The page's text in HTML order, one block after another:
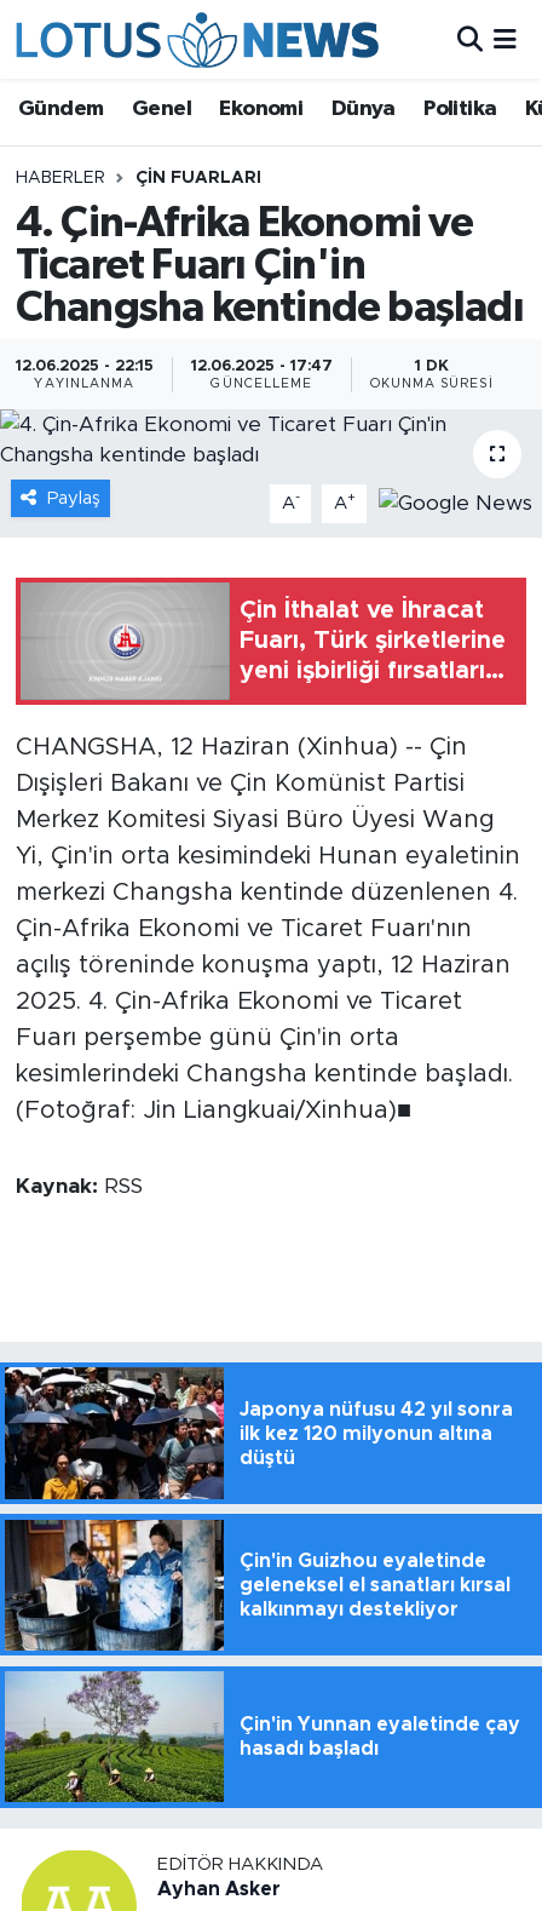
Gündem Genel Ekonomi Dünya Politika
HABERLER ÇIN FUARLARI
4. Çin-Afrika Ekonomi ve
Ticaret Fuarı Çin'in
Changsha kentinde başladı
12.06.2025 - 22:15
YAYINLANMA
12.06.2025 - 17:47
GÜNCELLEME
1 DK
OKUNMA SÜRESI
Paylaş A- A+
Çin İthalat ve İhracat
Fuarı, Türk şirketlerine
yeni işbirliği fırsatları
sunuyor
CHANGSHA, 12 Haziran (Xinhua) -- Çin
Dışişleri Bakanı ve Çin Komünist Partisi
Merkez Komitesi Siyasi Büro Üyesi Wang
Yi, Çin'in orta kesimindeki Hunan eyaletinin
merkezi Changsha kentinde düzenlenen 4.
Çin-Afrika Ekonomi ve Ticaret Fuarı'nın
açılış töreninde konuşma yaptı, 12 Haziran
2025. 4. Çin-Afrika Ekonomi ve Ticaret
Fuarı perşembe günü Çin'in orta
kesimlerindeki Changsha kentinde başladı.
(Fotoğraf: Jin Liangkuai/Xinhua)■
Kaynak: RSS
Japonya nüfusu 42 yıl sonra
ilk kez 120 milyonun altına
düştü
Çin'in Guizhou eyaletinde
geleneksel el sanatları kırsal
kalkınmayı destekliyor
Çin'in Yunnan eyaletinde çay
hasadı başladı
EDITÖR HAKKINDA
Ayhan Asker
Ekonomi
Dünya
Politika
Bilim ve Teknoloji
Çin Fuarları
Gündem
Video
Sağlık
Foto Haber
Xinhua
Xinhua Türkiye
Seyahat